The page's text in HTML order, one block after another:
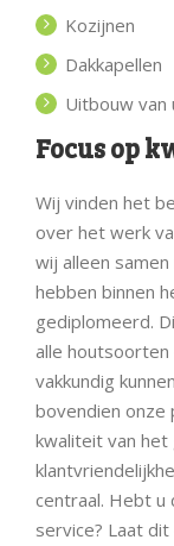
Kozijnen
Dakkapellen
Uitbouw van
Focus op
Wij vinden het
over het werk
wij alleen
hebben binnen
gediplomeerd.
alle
vakkundig
bovendien onze
kwaliteit van
centraal. Hebt u
service? Laat